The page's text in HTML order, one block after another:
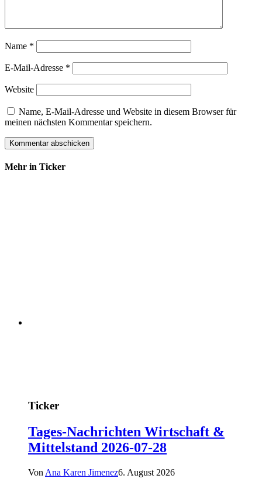
Name *
E-Mail-Adresse *
Website
Name, E-Mail-Adresse und Website in diesem Browser für
meinen nächsten Kommentar speichern.
Mehr in Ticker
Ticker
Tages-Nachrichten Wirtschaft &
Mittelstand 2026-07-28
Von Ana Karen Jimenez6. August 2026